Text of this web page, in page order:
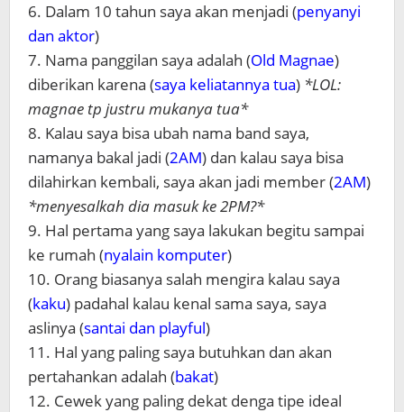
6. Dalam 10 tahun saya akan menjadi (penyanyi
dan aktor)
7. Nama panggilan saya adalah (Old Magnae)
diberikan karena (saya keliatannya tua) *LOL:
magnae tp justru mukanya tua*
8. Kalau saya bisa ubah nama band saya,
namanya bakal jadi (2AM) dan kalau saya bisa
dilahirkan kembali, saya akan jadi member (2AM)
*menyesalkah dia masuk ke 2PM?*
9. Hal pertama yang saya lakukan begitu sampai
ke rumah (nyalain komputer)
10. Orang biasanya salah mengira kalau saya
(kaku) padahal kalau kenal sama saya, saya
aslinya (santai dan playful)
11. Hal yang paling saya butuhkan dan akan
pertahankan adalah (bakat)
12. Cewek yang paling dekat denga tipe ideal